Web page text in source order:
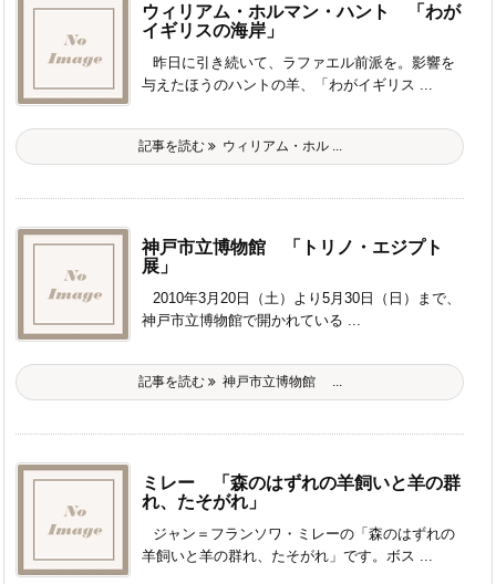
ウィリアム・ホルマン・ハント 「わが
イギリスの海岸」
昨日に引き続いて、ラファエル前派を。影響を
与えたほうのハントの羊、「わがイギリス ...
記事を読む ウィリアム・ホル ...
神戸市立博物館 「トリノ・エジプト
展」
2010年3月20日（土）より5月30日（日）まで、
神戸市立博物館で開かれている ...
記事を読む 神戸市立博物館 ...
ミレー 「森のはずれの羊飼いと羊の群
れ、たそがれ」
ジャン＝フランソワ・ミレーの「森のはずれの
羊飼いと羊の群れ、たそがれ」です。ボス ...